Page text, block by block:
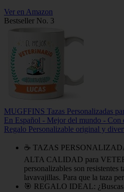
Ver en Amazon
Bestseller No. 3
MUGFFINS Tazas Personalizadas
En Español - Mejor del mundo -
Regalo Personalizable original y
☕ TAZAS
ALTA CALIDAD para
personalizables son resistentes
lavavajillas. Para que la taza
🎯 REGALO IDEAL: ¿Buscas